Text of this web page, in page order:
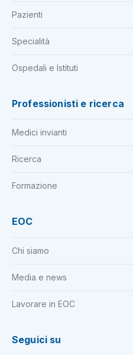
Pazienti
Specialità
Ospedali e Istituti
Professionisti e ricerca
Medici invianti
Ricerca
Formazione
EOC
Chi siamo
Media e news
Lavorare in EOC
Seguici su